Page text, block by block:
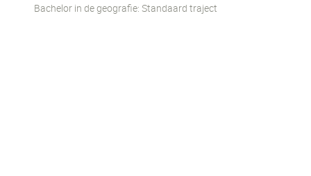
Bachelor in de geografie: Standaard traject